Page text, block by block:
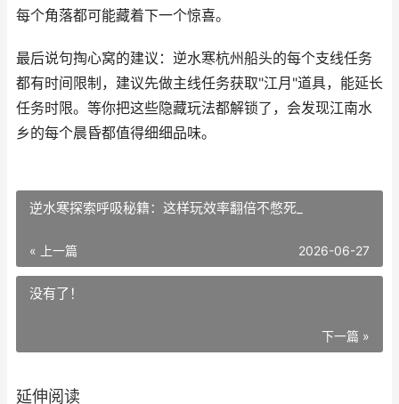
每个角落都可能藏着下一个惊喜。
最后说句掏心窝的建议：逆水寒杭州船头的每个支线任务
都有时间限制，建议先做主线任务获取"江月"道具，能延长
任务时限。等你把这些隐藏玩法都解锁了，会发现江南水
乡的每个晨昏都值得细细品味。
逆水寒探索呼吸秘籍：这样玩效率翻倍不憋死_
« 上一篇 2026-06-27
没有了！
下一篇 »
延伸阅读